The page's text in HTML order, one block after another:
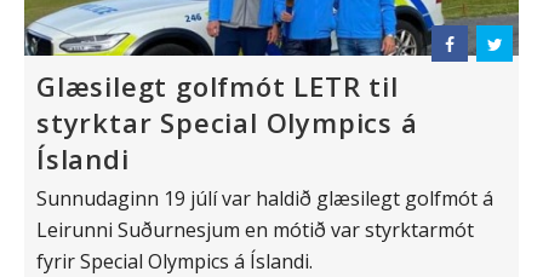
Glæsilegt golfmót LETR til
styrktar Special Olympics á
Íslandi
Sunnudaginn 19 júlí var haldið glæsilegt golfmót á
Leirunni Suðurnesjum en mótið var styrktarmót
fyrir Special Olympics á Íslandi.